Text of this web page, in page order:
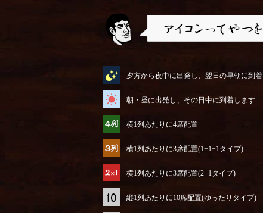
夕方から夜中に出発し、翌日の早朝に到着
朝・昼に出発し、その日中に到着します
横1列あたりに4席配置
横1列あたりに3席配置(1+1+1タイプ)
横1列あたりに3席配置(2+1タイプ)
縦1列あたりに10席配置(ゆったりタイプ)